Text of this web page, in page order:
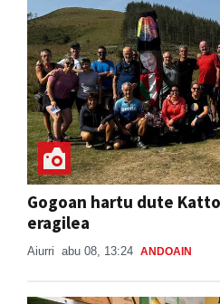
Gogoan hartu dute
eragilea
Aiurri abu 08, 13:24 ANDOAIN